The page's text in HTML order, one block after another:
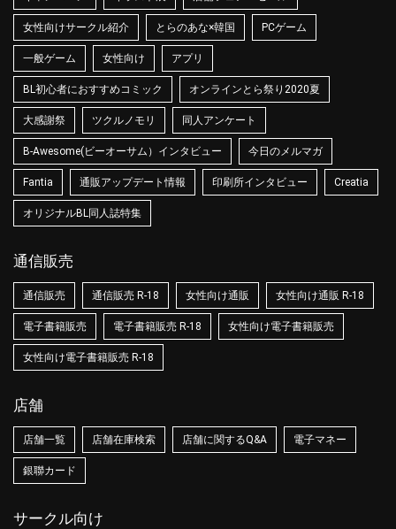
女性向けサークル紹介 とらのあな×韓国 PCゲーム
一般ゲーム 女性向け アプリ
BL初心者におすすめコミック オンラインとら祭り2020夏
大感謝祭 ツクルノモリ 同人アンケート
B-Awesome(ビーオーサム）インタビュー 今日のメルマガ
Fantia 通販アップデート情報 印刷所インタビュー Creatia
オリジナルBL同人誌特集
通信販売
通信販売 通信販売 R-18 女性向け通販 女性向け通販 R-18
電子書籍販売 電子書籍販売 R-18 女性向け電子書籍販売
女性向け電子書籍販売 R-18
店舗
店舗一覧 店舗在庫検索 店舗に関するQ&A 電子マネー
銀聯カード
サークル向け